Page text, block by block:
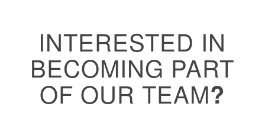
INTERESTED IN
BECOMING PART
OF OUR TEAM?